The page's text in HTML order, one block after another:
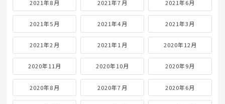
2021年8月 2021年7月 2021年6月
2021年5月 2021年4月 2021年3月
2021年2月 2021年1月 2020年12月
2020年11月 2020年10月 2020年9月
2020年8月 2020年7月 2020年6月